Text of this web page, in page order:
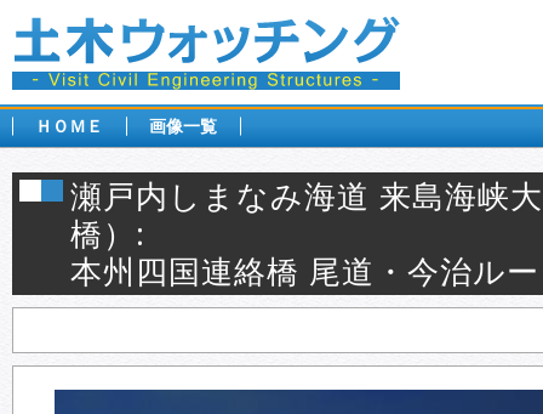
ＨＯＭＥ 画像一覧
瀬戸内しまなみ海道 来島海峡
橋）:
本州四国連絡橋 尾道・今治ル